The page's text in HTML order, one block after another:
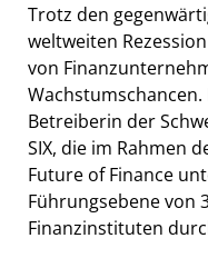
Trotz den
weltweiten
von
Betreiberin der
SIX, die im Rahmen
Future of Finance
Führungsebene von
Finanzinstituten